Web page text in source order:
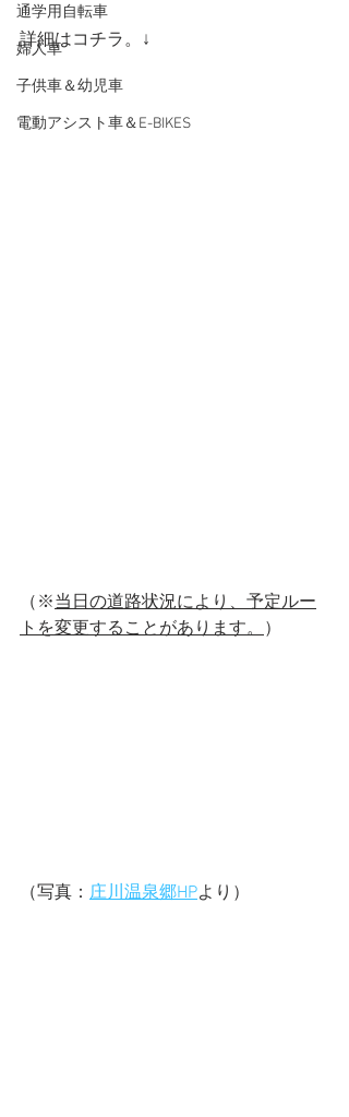
通学用自転車
婦人車
子供車＆幼児車
電動アシスト車＆E-BIKES
詳細はコチラ。↓
（※当日の道路状況により、予定ルー
トを変更することがあります。）
（写真： 庄川温泉郷HPより）